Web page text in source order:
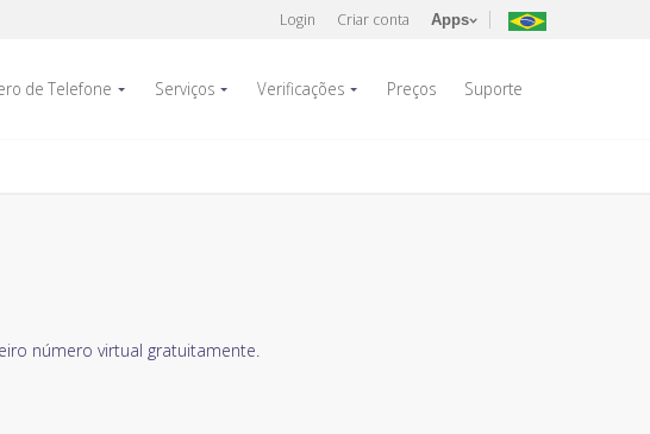
Login Criar conta Apps
de Telefone Serviços Verificações Preços Suporte
número virtual gratuitamente.